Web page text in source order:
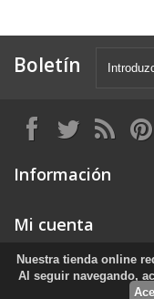
Nuestra tienda online
Al seguir navegando,
Boletín
Información
Mi cuenta
Información